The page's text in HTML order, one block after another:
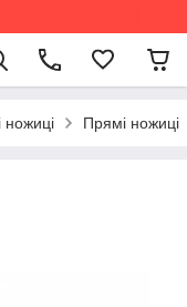
ножиці Прямі ножиці